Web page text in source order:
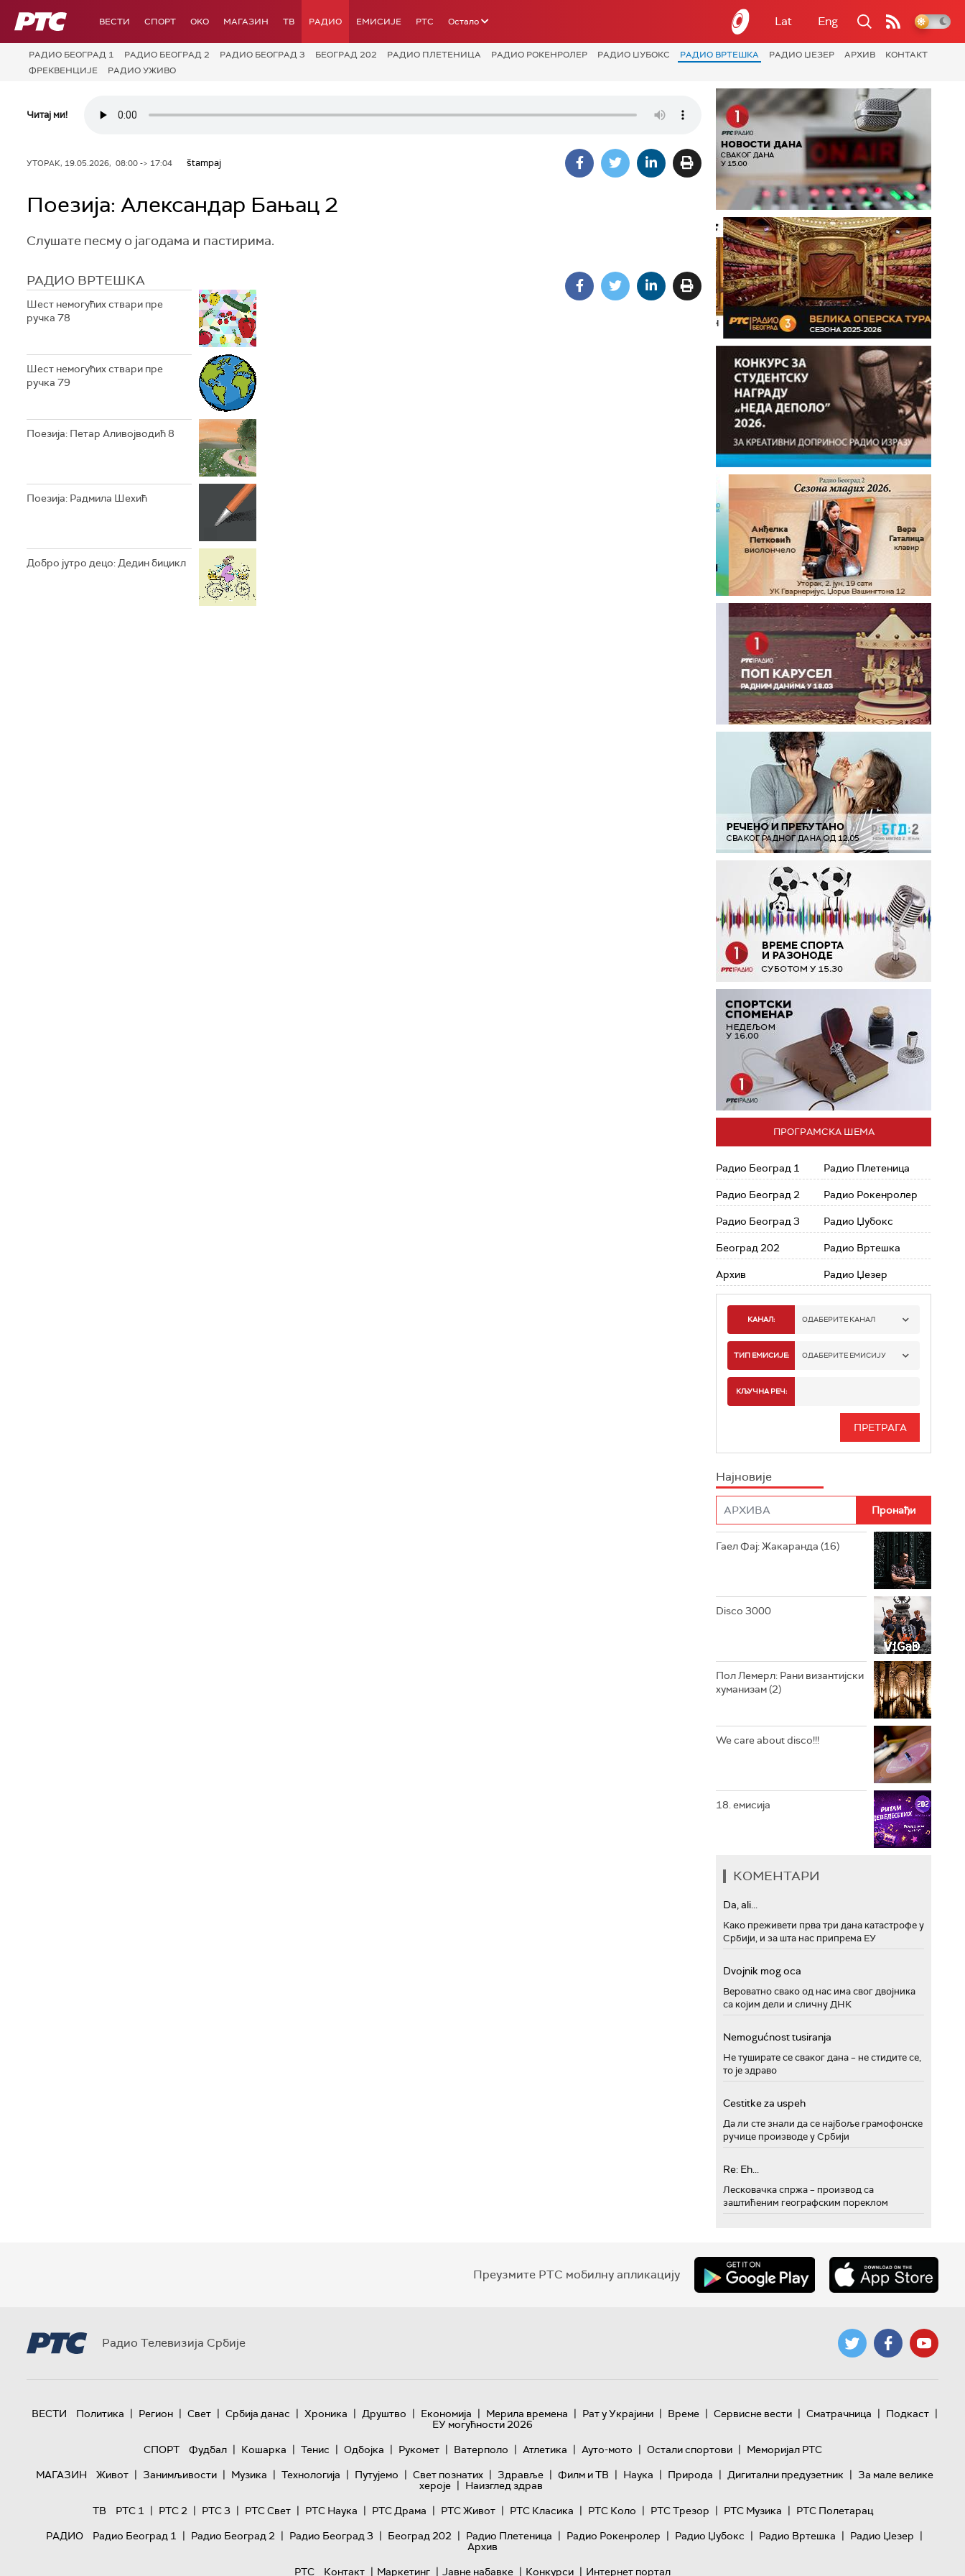
РТС ВЕСТИ СПОРТ OKO МАГАЗИН ТВ РАДИО ЕМИСИЈЕ РТС Остало Lat Eng
РАДИО БЕОГРАД 1 РАДИО БЕОГРАД 2 РАДИО БЕОГРАД 3 БЕОГРАД 202 РАДИО ПЛЕТЕНИЦА РАДИО РОКЕНРОЛЕР РАДИО ЏУБОКС РАДИО ВРТЕШКА РАДИО ЏЕЗЕР АРХИВ
КОНТАКТ
ФРЕКВЕНЦИЈЕ
РАДИО УЖИВО
Читај ми!
УТОРАК, 19.05.2026, 08:00 -> 17:04 štampaj
Поезија: Александар Бањац 2
Слушате песму о јагодама и пастирима.
РАДИО ВРТЕШКА
Шест немогућих ствари пре
ручка 78
Шест немогућих ствари пре
ручка 79
Поезија: Петар Аливојводић 8
Поезија: Радмила Шехић
Добро јутро децо: Дедин бицикл
ПРОГРАМСКА ШЕМА
Радио Београд 1
Радио Београд 2
Радио Београд 3
Београд 202
Архив
Радио Плетеница
Радио Рокенролер
Радио Џубокс
Радио Вртешка
Радио Џезер
КАНАЛ: ОДАБЕРИТЕ КАНАЛ
РАДИО БЕОГРАД 1
РАДИО БЕОГРАД 3
РАДИО РОКЕНРОЛЕР
РАДИО ЏУБОКС
РАДИО ВРТЕШКА
РАДИО ЏЕЗЕР
ТИП ЕМИСИЈЕ: ОДАБЕРИТЕ ЕМИСИЈУ
ИНФО
КЉУЧНА РЕЧ:
Најновије
Гаел Фај: Жакаранда (16)
Disco 3000
Пол Лемерл: Рани византијски
хуманизам (2)
We care about disco!!!
18. емисија
КОМЕНТАРИ
Da, ali...
Како преживети прва три дана катастрофе у
Србији, и за шта нас припрема ЕУ
Dvojnik mog oca
Вероватно свако од нас има свог двојника
са којим дели и сличну ДНК
Nemogućnost tusiranja
Не туширате се сваког дана – не стидите се,
то је здраво
Cestitke za uspeh
Да ли сте знали да се најбоље грамофонске
ручице производе у Србији
Re: Eh...
Лесковачка спржа – производ са
заштићеним географским пореклом
Преузмите РТС мобилну апликацију
Радио Телевизија Србије
ВЕСТИ Политика | Регион | Свет | Србија данас | Хроника | Друштво | Економија | Мерила времена | Рат у Украјини | Време | Сервисне вести | Сматрачница | Подкаст |
ЕУ могућности 2026
СПОРТ
Фудбал | Кошарка | Тенис | Одбојка | Рукомет | Ватерполо | Атлетика | Ауто-мото | Остали спортови | Меморијал РТС
МАГАЗИН
Живот | Занимљивости | Музика | Технологијa | Путујемо | Свет познатих | Здравље | Филм и ТВ | Наука | Природа | Дигитални предузетник | За мале велике
хероје | Наизглед здрав
ТВ
РТС 1 | РТС 2 | РТС 3 | РТС Свет | РТС Наука | РТС Драма | РТС Живот | РТС Класика | РТС Коло | РТС Трезор | РТС Музика | РТС Полетарац
РАДИО
Радио Београд 1 | Радио Београд 2 | Радио Београд 3 | Београд 202 | Радио Плетеница | Радио Рокенролер | Радио Џубокс | Радио Вртешка | Радио Џезер |
Архив
РТС
Контакт | Маркетинг | Јавне набавке | Конкурси | Интернет портал